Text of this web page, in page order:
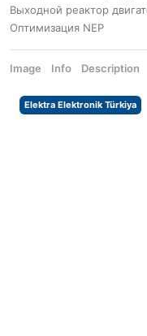
Выходной реактор
Оптимизация NEP
Image Info Description
Elektra Elektronik Türkiya